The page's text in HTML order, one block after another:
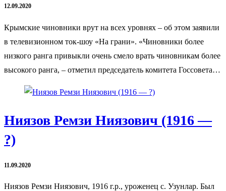
12.09.2020
Крымские чиновники врут на всех уровнях – об этом заявили
в телевизионном ток-шоу «На грани». «Чиновники более
низкого ранга привыкли очень смело врать чиновникам более
высокого ранга, – отметил председатель комитета Госсовета…
Ниязов Ремзи Ниязович (1916 —
?)
11.09.2020
Ниязов Ремзи Ниязович, 1916 г.р., уроженец с. Узунлар. Был